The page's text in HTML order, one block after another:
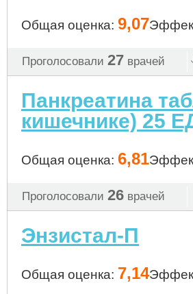
Общая оценка: 9,07
Проголосовали 27 врачей
Панкреатина
кишечнике) 25
Общая оценка: 6,81
Проголосовали 26 врачей
Энзистал-П
Общая оценка: 7,14